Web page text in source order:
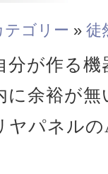
テゴリー » 徒
分が作る
に余裕が無
ヤパネル